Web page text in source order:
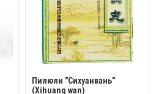
Пилюли "Сихуанвань"
(Xihuang wan)